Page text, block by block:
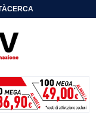
CERCA